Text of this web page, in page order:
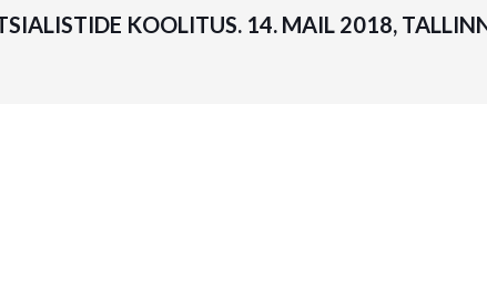
KOOLITUS. 14. MAIL 2018,